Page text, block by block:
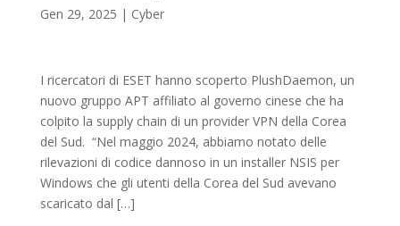
Gen 29, 2025 | Cyber
I ricercatori di ESET hanno scoperto PlushDaemon, un
nuovo gruppo APT affiliato al governo cinese che ha
colpito la supply chain di un provider VPN della Corea
del Sud. “Nel maggio 2024, abbiamo notato delle
rilevazioni di codice dannoso in un installer NSIS per
Windows che gli utenti della Corea del Sud avevano
scaricato dal […]